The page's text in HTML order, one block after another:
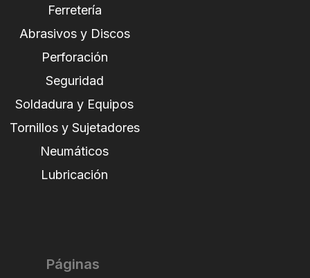
Ferretería
Abrasivos y Discos
Perforación
Seguridad
Soldadura y Equipos
Tornillos y Sujetadores
Neumáticos
Lubricación
Páginas